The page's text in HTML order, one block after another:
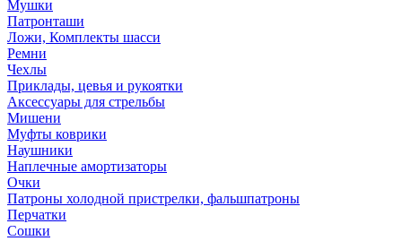
Мушки
Патронташи
Ложи, Комплекты шасси
Ремни
Чехлы
Приклады, цевья и рукоятки
Аксессуары для стрельбы
Мишени
Муфты коврики
Наушники
Наплечные амортизаторы
Очки
Патроны холодной пристрелки, фальшпатроны
Перчатки
Сошки